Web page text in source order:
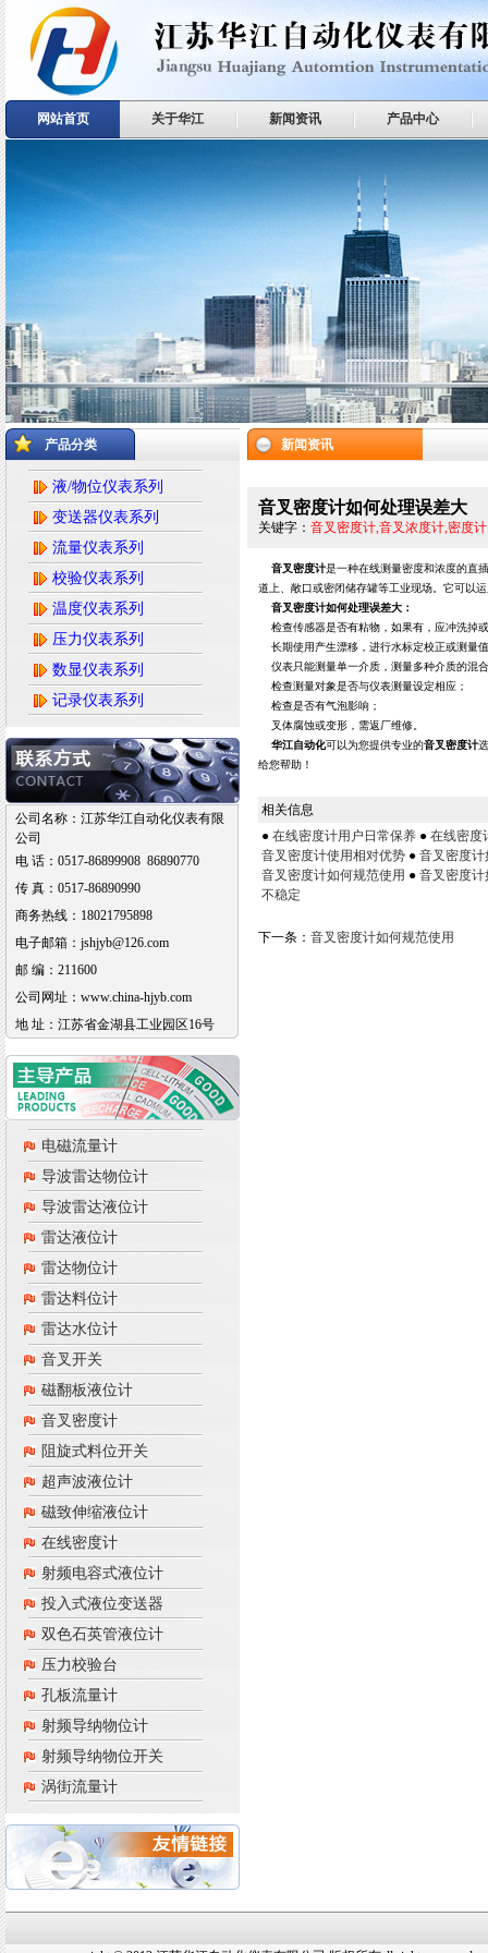
网站首页 关于华江 新闻资讯 产品中心
产品分类
液/物位仪表系列
变送器仪表系列
流量仪表系列
校验仪表系列
温度仪表系列
压力仪表系列
数显仪表系列
记录仪表系列
公司名称：江苏华江自动化仪表有限
公司
电 话：0517-86899908 86890770
传 真：0517-86890990
商务热线：18021795898
电子邮箱：jshjyb@126.com
邮 编：211600
公司网址：www.china-hjyb.com
地 址：江苏省金湖县工业园区16号
电磁流量计
导波雷达物位计
导波雷达液位计
雷达液位计
雷达物位计
雷达料位计
雷达水位计
音叉开关
磁翻板液位计
音叉密度计
阻旋式料位开关
超声波液位计
磁致伸缩液位计
在线密度计
射频电容式液位计
投入式液位变送器
双色石英管液位计
压力校验台
孔板流量计
射频导纳物位计
射频导纳物位开关
涡街流量计
新闻资讯
音叉密度计如何处理误差大
关键字： 音叉密度计,音叉浓度计,密度计
音叉密度计是一种在线测量密度和浓度的直
道上、敞口或密闭储存罐等工业现场。它可以
音叉密度计如何处理误差大：
检查传感器是否有粘物，如果有，应冲洗掉
长期使用产生漂移，进行水标定校正或测量
仪表只能测量单一介质，测量多种介质的混
检查测量对象是否与仪表测量设定相应；
检查是否有气泡影响；
叉体腐蚀或变形，需返厂维修。
华江自动化可以为您提供专业的音叉密度计
给您帮助！
相关信息
● 在线密度计用户日常保养 ● 在线密度
音叉密度计使用相对优势 ● 音叉密度
音叉密度计如何规范使用 ● 音叉密度
不稳定
下一条： 音叉密度计如何规范使用